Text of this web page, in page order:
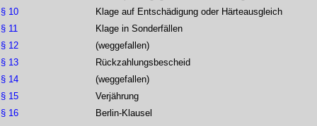
§ 10
§ 11
§ 12
§ 13
§ 14
§ 15
§ 16
Klage auf Entschädigung oder Härteausgleich
Klage in Sonderfällen
(weggefallen)
Rückzahlungsbescheid
(weggefallen)
Verjährung
Berlin-Klausel